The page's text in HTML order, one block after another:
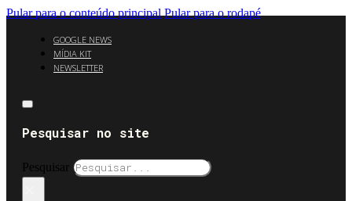
Pular para o conteúdo principal Pular para o rodapé
GOOGLE NEWS
MÍDIA KIT
NEWSLETTER
Pesquisar no site
Pesquisar